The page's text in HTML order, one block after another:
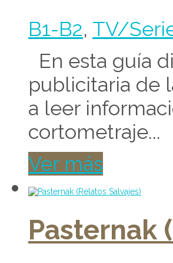
B1-B2, TV/
En esta guía
publicitaria de
a leer
cortometraje...
Ver más
Pasternak